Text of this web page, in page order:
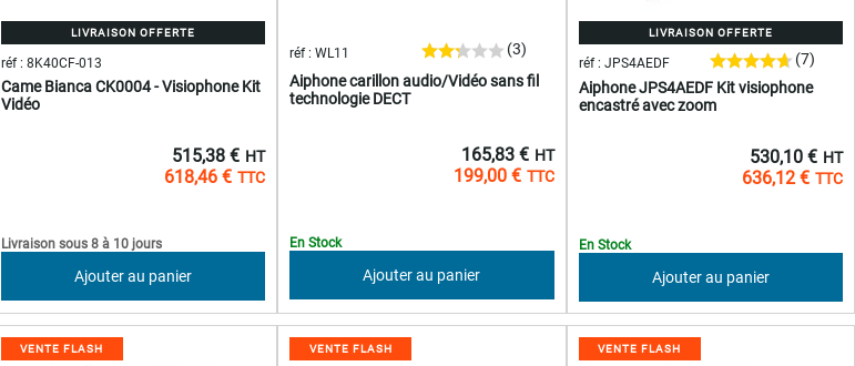
LIVRAISON OFFERTE
Came Bianca CK0004 - Visiophone Kit
Vidéo
réf : 8K40CF-013
618,46 €
515,38 €
Livraison sous 8 à 10 jours
Ajouter au panier
Aiphone carillon audio/Vidéo sans fil
technologie DECT
réf : WL11 (3)
199,00 €
165,83 €
En Stock
Ajouter au panier
LIVRAISON OFFERTE
Aiphone JPS4AEDF Kit visiophone
encastré avec zoom
réf : JPS4AEDF (7)
636,12 €
530,10 €
En Stock
Ajouter au panier
VENTE FLASH VENTE FLASH VENTE FLASH